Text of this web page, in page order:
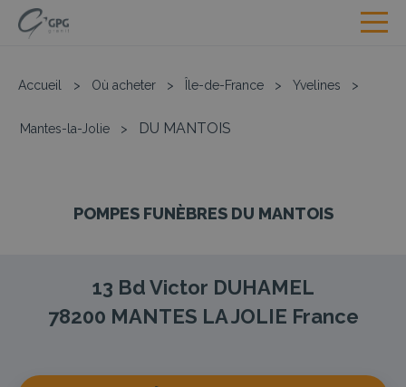
Accueil > Où acheter > Île-de-France > Yvelines >
Mantes-la-Jolie > DU MANTOIS
POMPES FUNÈBRES DU MANTOIS
13 Bd Victor DUHAMEL
78200 MANTES LA JOLIE France